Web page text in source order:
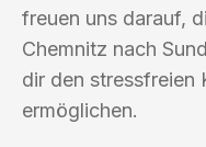
freuen uns darauf,
Chemnitz nach
dir den stressfreien
ermöglichen.